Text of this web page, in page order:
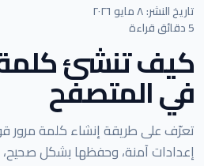
تاريخ النشر: ٨ مايو ٢٠٢٦
5 دقائق قراءة
كيف تنشئ
في المتصفح
تعرّف على طريقة إنشاء كلمة مرور
إعدادات آمنة، وحفظها بشكل صحيح،